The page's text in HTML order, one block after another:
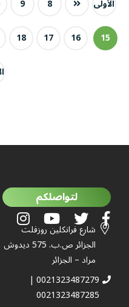
الأولى 8
9
15
16
17
18
لتواصلكم
شارع فرانكلين روزفلت
الجزائر ص.ب. 575 ديدوش
مراد – الجزائر
0021323487279 |
0021323487285